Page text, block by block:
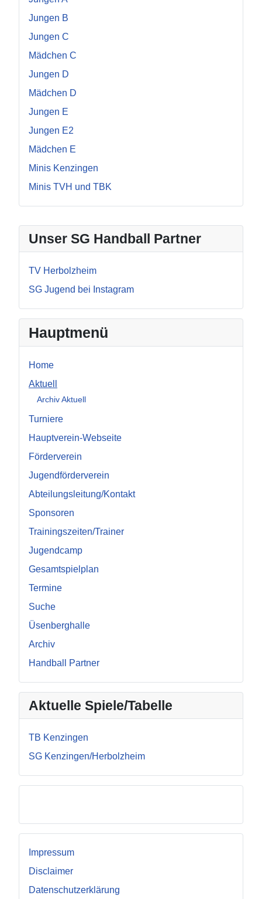
Unser SG Handball Partner
TV Herbolzheim
SG Jugend bei Instagram
Hauptmenü
Home
Aktuell
Archiv Aktuell
Turniere
Hauptverein-Webseite
Förderverein
Jugendförderverein
Abteilungsleitung/Kontakt
Sponsoren
Trainingszeiten/Trainer
Jugendcamp
Gesamtspielplan
Termine
Suche
Üsenberghalle
Archiv
Handball Partner
Aktuelle Spiele/Tabelle
TB Kenzingen
SG Kenzingen/Herbolzheim
Impressum
Disclaimer
Datenschutzerklärung
Jungen B
Jungen C
Mädchen C
Jungen D
Mädchen D
Jungen E
Jungen E2
Mädchen E
Minis Kenzingen
Minis TVH und TBK